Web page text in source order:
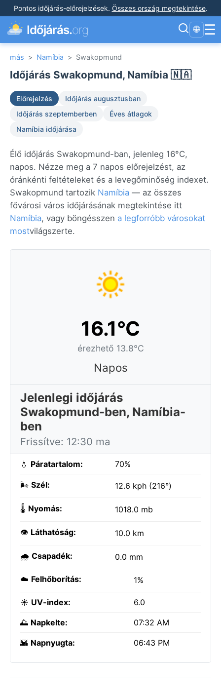
Pontos időjárás-előrejelzések. Összes ország megtekintése.
Időjárás.org 🌐 ☰
más > Namíbia > Swakopmund
Időjárás Swakopmund, Namíbia 🇳🇦
Előrejelzés
Időjárás augusztusban
Időjárás szeptemberben
Éves átlagok
Namíbia időjárása
Élő időjárás Swakopmund-ban, jelenleg 16°C,
napos. Nézze meg a 7 napos előrejelzést, az
óránkénti feltételeket és a levegőminőség indexet.
Swakopmund tartozik Namíbia — az összes
fővárosi város időjárásának megtekintése itt
Namíbia, vagy böngésszen a legforróbb városokat
mostvilágszerte.
16.1°C
érezhető 13.8°C
Napos
Jelenlegi időjárás
Swakopmund-ben, Namíbia-
ben
Frissítve: 12:30 ma
💧 Páratartalom: 70%
🌬️ Szél: 12.6 kph (216°)
🌡️ Nyomás: 1018.0 mb
👁️ Láthatóság: 10.0 km
🌧️ Csapadék: 0.0 mm
☁️ Felhőborítás: 1%
☀️ UV-index: 6.0
🌅 Napkelte: 07:32 AM
🌇 Napnyugta: 06:43 PM